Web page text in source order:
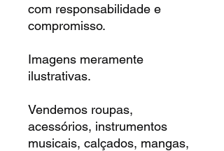
com responsabilidade e
compromisso.
Imagens meramente
ilustrativas.
Vendemos roupas,
acessórios, instrumentos
musicais, calçados, mangas,